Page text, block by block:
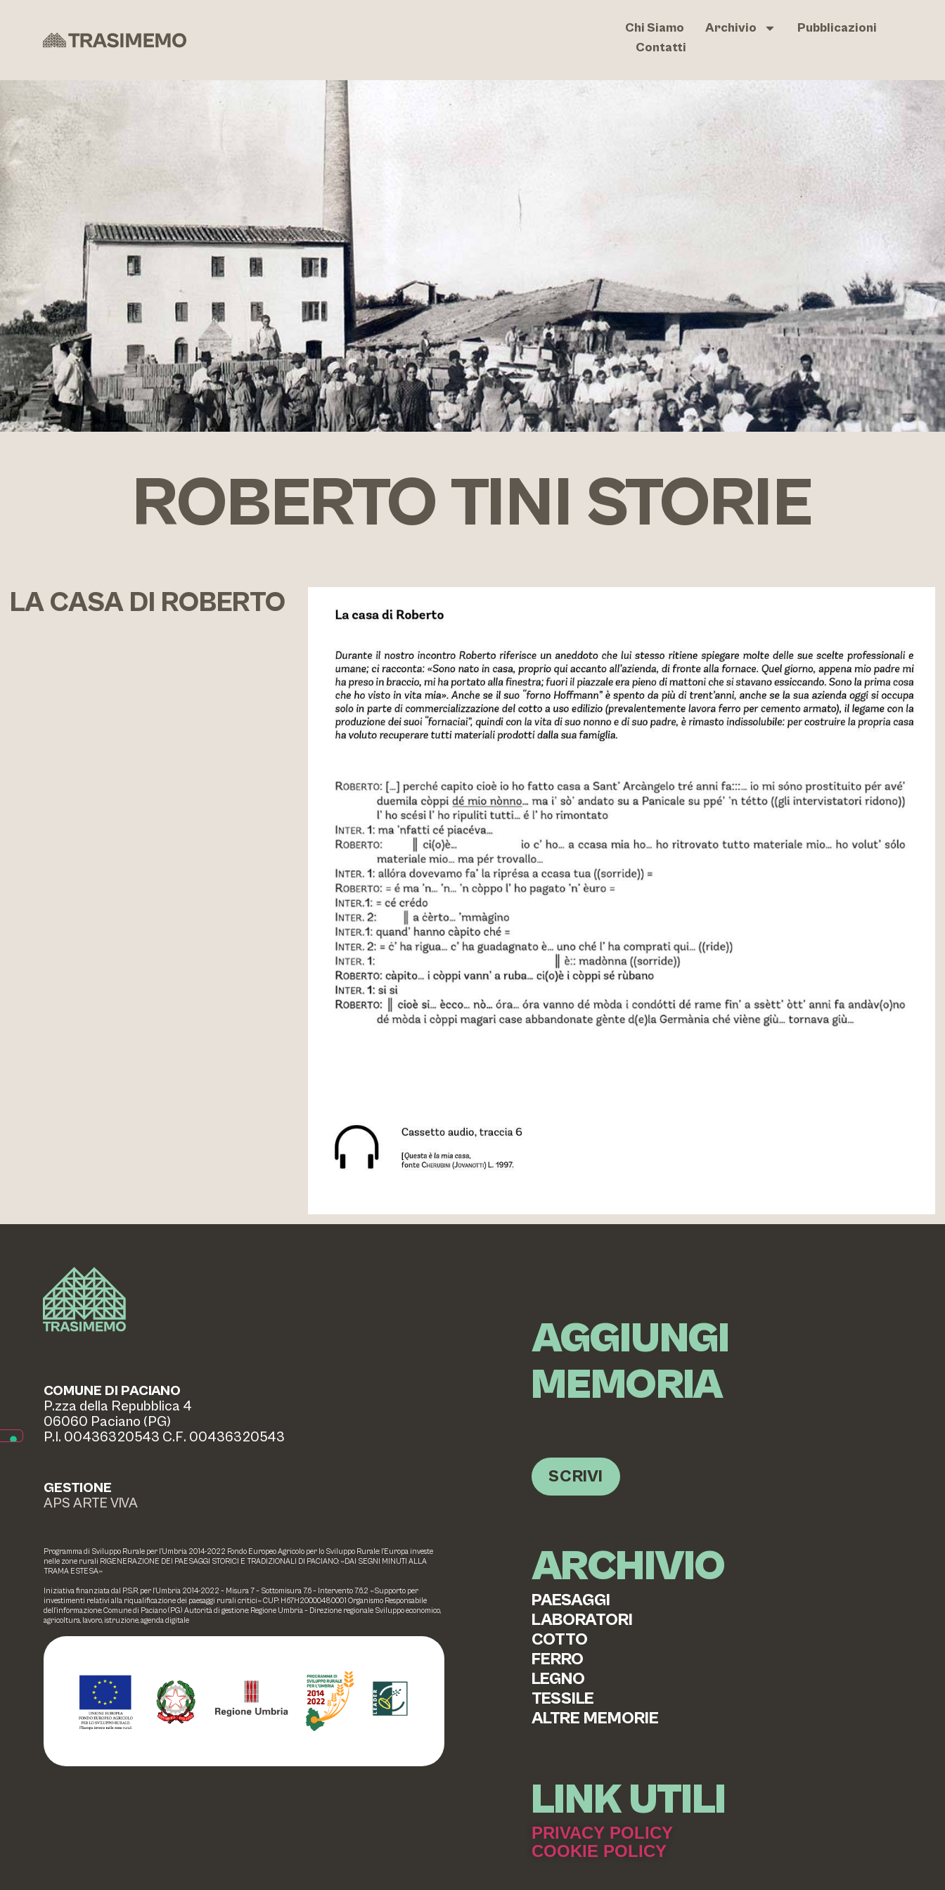
Chi Siamo Archivio
Pubblicazioni
Contatti
ROBERTO TINI STORIE
LA CASA DI ROBERTO
COMUNE DI PACIANO
P.zza della Repubblica 4
06060 Paciano (PG)
P.I. 00436320543 C.F. 00436320543
GESTIONE
APS ARTE VIVA
Programma di Sviluppo Rurale per l’Umbria 2014-2022 Fondo Europeo Agricolo per lo Sviluppo Rurale: l’Europa investe
nelle zone rurali RIGENERAZIONE DEI PAESAGGI STORICI E TRADIZIONALI DI PACIANO: «DAI SEGNI MINUTI ALLA
TRAMA ESTESA»
Iniziativa finanziata dal P.S.R. per l’Umbria 2014-2022 – Misura 7 – Sottomisura 7.6 – Intervento 7.6.2 «Supporto per
investimenti relativi alla riqualificazione dei paesaggi rurali critici» CUP: H67H20000480001 Organismo Responsabile
dell’informazione: Comune di Paciano (PG) Autorità di gestione: Regione Umbria – Direzione regionale Sviluppo economico,
agricoltura, lavoro, istruzione, agenda digitale
AGGIUNGI
MEMORIA
SCRIVI
ARCHIVIO
PAESAGGI
LABORATORI
COTTO
FERRO
LEGNO
TESSILE
ALTRE MEMORIE
LINK UTILI
PRIVACY POLICY
COOKIE POLICY